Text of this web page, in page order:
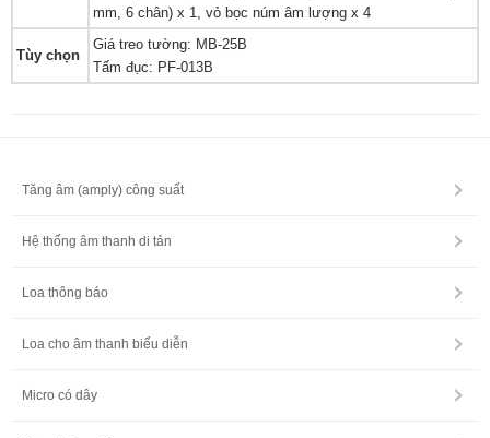
mm, 6 chân) x 1, vỏ bọc núm âm lượng x 4
Tùy chọn
Giá treo tường: MB-25B
Tấm đục: PF-013B
Tăng âm (amply) công suất
Hệ thống âm thanh di tản
Loa thông báo
Loa cho âm thanh biểu diễn
Micro có dây